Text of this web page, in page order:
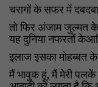
चरागों के सफर में
तो फिर अंजाम जुल्मत के
यह दुनिया नफरतों
इलाज इसका मोहब्बत के
मैं भावुक हूं, मैं मेरी